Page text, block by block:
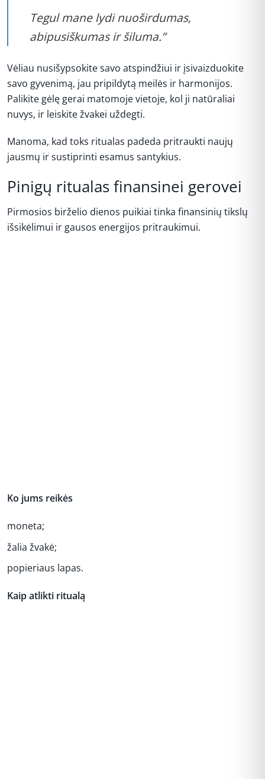
Tegul mane lydi nuoširdumas,
abipusiškumas ir šiluma.”
Vėliau nusišypsokite savo atspindžiui ir įsivaizduokite
savo gyvenimą, jau pripildytą meilės ir harmonijos.
Palikite gėlę gerai matomoje vietoje, kol ji natūraliai
nuvys, ir leiskite žvakei uždegti.
Manoma, kad toks ritualas padeda pritraukti naujų
jausmų ir sustiprinti esamus santykius.
Pinigų ritualas finansinei gerovei
Pirmosios birželio dienos puikiai tinka finansinių tikslų
išsikėlimui ir gausos energijos pritraukimui.
Ko jums reikės
moneta;
žalia žvakė;
popieriaus lapas.
Kaip atlikti ritualą